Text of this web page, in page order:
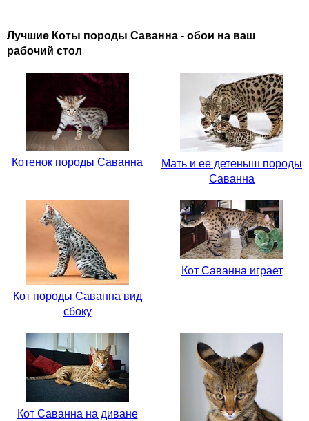
Лучшие Коты породы Саванна - обои на ваш
рабочий стол
Котенок породы Саванна
Мать и ее детеныш породы
Саванна
Кот породы Саванна вид
сбоку
Кот Саванна играет
Кот Саванна на диване